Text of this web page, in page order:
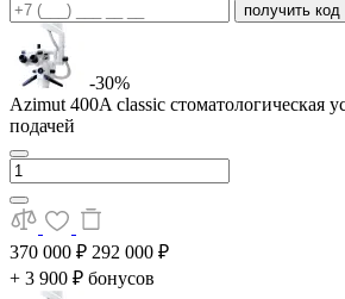
получить код
-30%
Azimut 400A classic стоматологическая
подачей
370 000 ₽ 292 000 ₽
+ 3 900 ₽ бонусов